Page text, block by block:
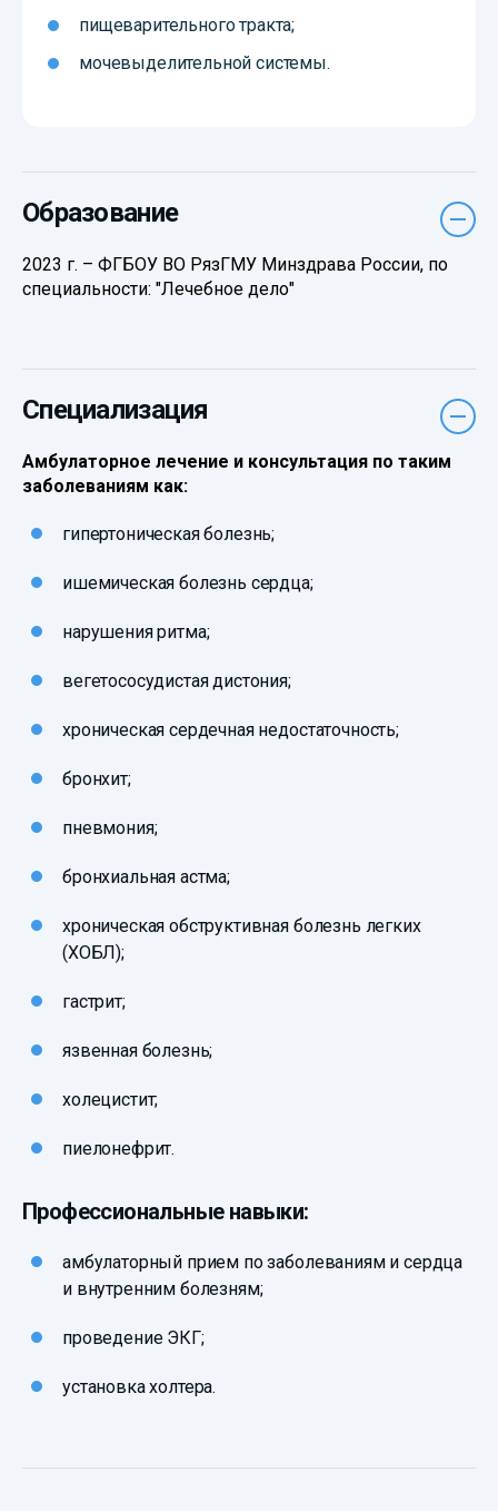
пищеварительного тракта;
мочевыделительной системы.
Образование
2023 г. – ФГБОУ ВО РязГМУ Минздрава России, по
специальности: "Лечебное дело"
Специализация
Амбулаторное лечение и консультация по таким
заболеваниям как:
гипертоническая болезнь;
ишемическая болезнь сердца;
нарушения ритма;
вегетососудистая дистония;
хроническая сердечная недостаточность;
бронхит;
пневмония;
бронхиальная астма;
хроническая обструктивная болезнь легких
(ХОБЛ);
гастрит;
язвенная болезнь;
холецистит;
пиелонефрит.
Профессиональные навыки:
амбулаторный прием по заболеваниям и сердца
и внутренним болезням;
проведение ЭКГ;
установка холтера.